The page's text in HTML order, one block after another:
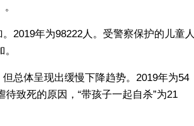
2019年为98222人。受警察保护的儿童人
总体呈现出缓慢下降趋势。2019年为54
致死的原因，“带孩子一起自杀”为21